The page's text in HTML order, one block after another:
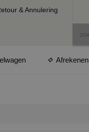
& Annulering
Afrekenen